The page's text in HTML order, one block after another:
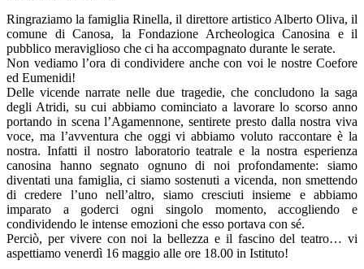
Ringraziamo la famiglia Rinella, il direttore artistico Alberto Oliva, il
comune di Canosa, la Fondazione Archeologica Canosina e il
pubblico meraviglioso che ci ha accompagnato durante le serate.
Non vediamo l’ora di condividere anche con voi le nostre Coefore
ed Eumenidi!
Delle vicende narrate nelle due tragedie, che concludono la saga
degli Atridi, su cui abbiamo cominciato a lavorare lo scorso anno
portando in scena l’Agamennone, sentirete presto dalla nostra viva
voce, ma l’avventura che oggi vi abbiamo voluto raccontare è la
nostra. Infatti il nostro laboratorio teatrale e la nostra esperienza
canosina hanno segnato ognuno di noi profondamente: siamo
diventati una famiglia, ci siamo sostenuti a vicenda, non smettendo
di credere l’uno nell’altro, siamo cresciuti insieme e abbiamo
imparato a goderci ogni singolo momento, accogliendo e
condividendo le intense emozioni che esso portava con sé.
Perciò, per vivere con noi la bellezza e il fascino del teatro… vi
aspettiamo venerdì 16 maggio alle ore 18.00 in Istituto!